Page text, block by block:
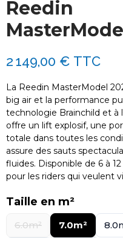
Reedin
2 149,00 € TTC
La Reedin MasterModel
big air et la performance
technologie Brainchild et
offre un lift explosif, une
totale dans toutes les
assure des sauts
fluides. Disponible de 6 à
pour les riders qui veulent
Taille en m²
6.0m² 7.0m²